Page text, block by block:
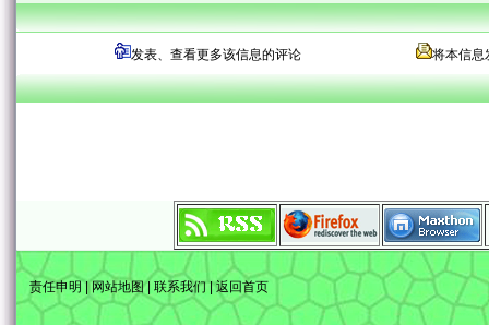
发表、查看更多该信息的评论 将本信息
责任申明| 网站地图 联系我们|返回首页